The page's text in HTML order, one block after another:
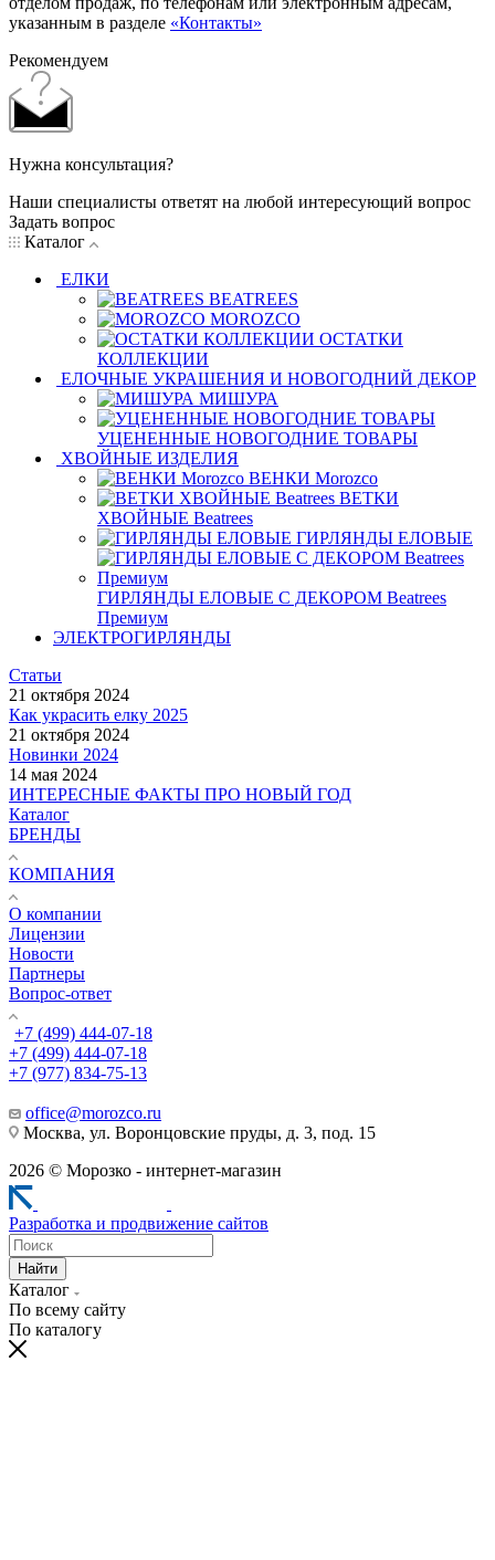
указанным в разделе «Контакты»
Рекомендуем
Нужна консультация?
Наши специалисты ответят на любой интересующий вопрос
Задать вопрос
Каталог
ЕЛКИ
BEATREES
MOROZCO
ОСТАТКИ
КОЛЛЕКЦИИ
ЕЛОЧНЫЕ УКРАШЕНИЯ И НОВОГОДНИЙ ДЕКОР
МИШУРА
УЦЕНЕННЫЕ НОВОГОДНИЕ ТОВАРЫ
ХВОЙНЫЕ ИЗДЕЛИЯ
ВЕНКИ Morozco
ВЕТКИ
ХВОЙНЫЕ Beatrees
ГИРЛЯНДЫ ЕЛОВЫЕ
ГИРЛЯНДЫ ЕЛОВЫЕ С ДЕКОРОМ Beatrees
Премиум
ЭЛЕКТРОГИРЛЯНДЫ
Статьи
21 октября 2024
Как украсить елку 2025
21 октября 2024
Новинки 2024
14 мая 2024
ИНТЕРЕСНЫЕ ФАКТЫ ПРО НОВЫЙ ГОД
Каталог
БРЕНДЫ
КОМПАНИЯ
О компании
Лицензии
Новости
Партнеры
Вопрос-ответ
+7 (499) 444-07-18
+7 (499) 444-07-18
+7 (977) 834-75-13
office@morozco.ru
Москва, ул. Воронцовские пруды, д. 3, под. 15
2026 © Морозко - интернет-магазин
Разработка и продвижение сайтов
Найти
Каталог
По всему сайту
По каталогу